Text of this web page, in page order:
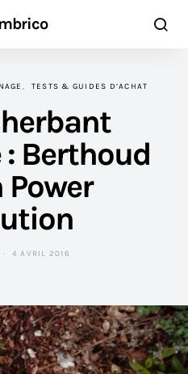
TESTS & GUIDES D’ACHAT
Berthoud
Power
4 AVRIL 2016